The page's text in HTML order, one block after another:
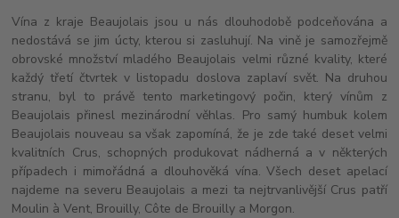
Vína z kraje Beaujolais jsou u nás dlouhodobě podceňována a
nedostává se jim úcty, kterou si zasluhují. Na vině je samozřejmě
obrovské množství mladého Beaujolais velmi různé kvality, které
každý třetí čtvrtek v listopadu doslova zaplaví svět. Na druhou
stranu, byl to právě tento marketingový počin, který vínům z
Beaujolais přinesl mezinárodní věhlas. Pro samý humbuk kolem
Beaujolais nouveau sa však zapomíná, že je zde také deset velmi
kvalitních Crus, schopných produkovat nádherná a v některých
případech i mimořádná a dlouhověká vína. Všech deset apelací
najdeme na severu Beaujolais a mezi ta nejtrvanlivější Crus patří
Moulin à Vent, Brouilly, Côte de Brouilly a Morgon.